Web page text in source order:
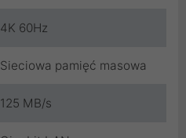
4K 60Hz
Sieciowa pamięć masowa
125 MB/s